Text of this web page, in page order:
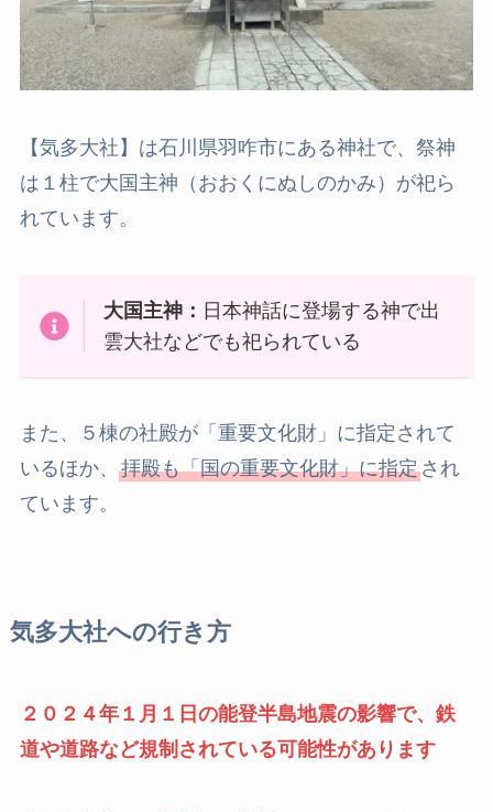
【気多大社】は石川県羽咋市にある神社で、祭神
は１柱で大国主神（おおくにぬしのかみ）が祀ら
れています。
大国主神： 日本神話に登場する神で出
雲大社などでも祀られている
また、５棟の社殿が「重要文化財」に指定されて
いるほか、 拝殿も「国の重要文化財」に指定され
ています。
気多大社への行き方
２０２４年１月１日の能登半島地震の影響で、鉄
道や道路など規制されている可能性があります